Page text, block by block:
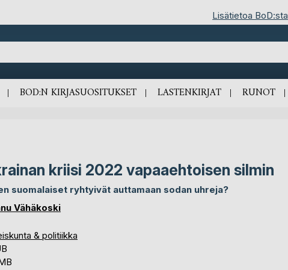
Lisätietoa BoD:sta
BOD:N KIRJASUOSITUKSET LASTENKIRJAT RUNOT
kriisi 2022 vapaaehtoisen silmin
suomalaiset ryhtyivät auttamaan sodan uhreja?
Vähäkoski
& politiikka